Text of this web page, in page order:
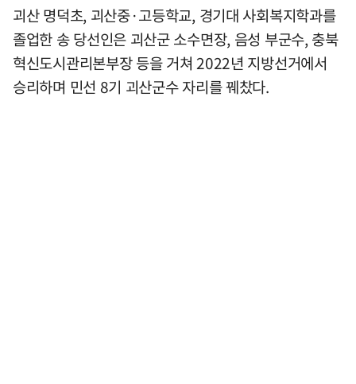
괴산 명덕초, 괴산중·고등학교, 경기대 사회복지학과를
졸업한 송 당선인은 괴산군 소수면장, 음성 부군수, 충북
혁신도시관리본부장 등을 거쳐 2022년 지방선거에서
승리하며 민선 8기 괴산군수 자리를 꿰찼다.